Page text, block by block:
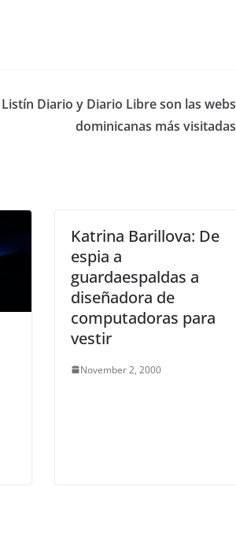
Listín Diario y Diario Libre son las webs
dominicanas más visitadas
Katrina Barillova: De
espia a
guardaespaldas a
diseñadora de
computadoras para
vestir
November 2, 2000